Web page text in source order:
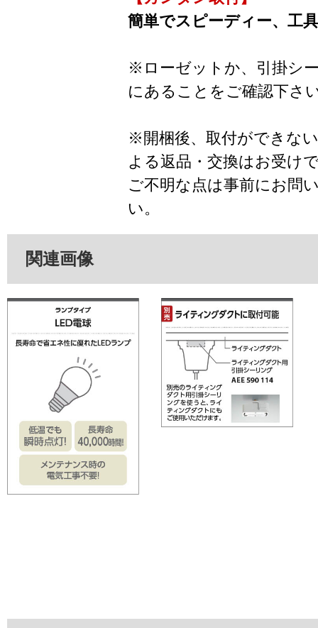
簡単でスピーディー、工
※ローゼットか、引掛シ
にあることをご確認下さ
※開梱後、取付ができな
よる返品・交換はお受け
ご不明な点は事前にお問
い。
関連画像